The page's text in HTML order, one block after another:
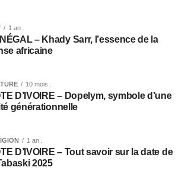
1 an .
– Khady Sarr, l’essence de la
africaine
10 mois .
D’IVOIRE – Dopelym, symbole d’une
générationnelle
1 an .
D’IVOIRE – Tout savoir sur la date de
2025